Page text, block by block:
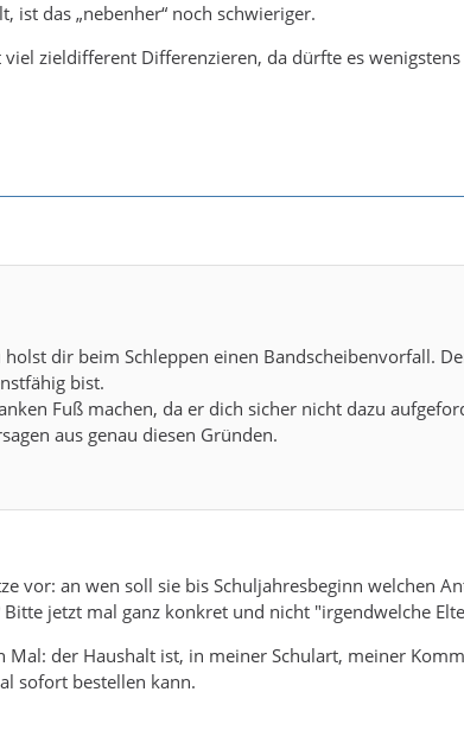
ist das „nebenher“ noch schwieriger.
zieldifferent Differenzieren, da dürfte es
dir beim Schleppen einen Bandscheibenvorfall.
bist.
Fuß machen, da er dich sicher nicht dazu
aus genau diesen Gründen.
vor: an wen soll sie bis Schuljahresbeginn welchen
jetzt mal ganz konkret und nicht "irgendwelche
der Haushalt ist, in meiner Schulart, meiner
sofort bestellen kann.